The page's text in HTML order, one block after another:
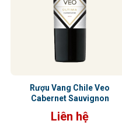
Rượu Vang Chile Veo
Cabernet Sauvignon
Liên hệ